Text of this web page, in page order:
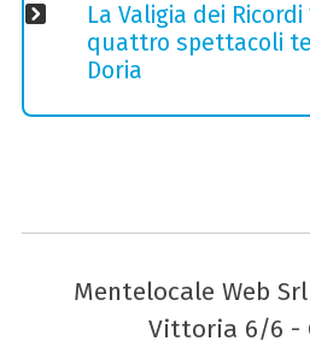
La Valigia dei Ricordi
quattro spettacoli
Doria
Mentelocale Web
Vittoria 6/6 -